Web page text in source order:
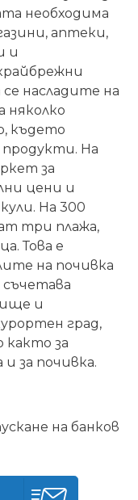
необходима
аптеки,
и
насладите на
няколко
където
На
за
цени и
На 300
три плажа,
Това е
на почивка
и
град,
както за
за почивка.
на банков